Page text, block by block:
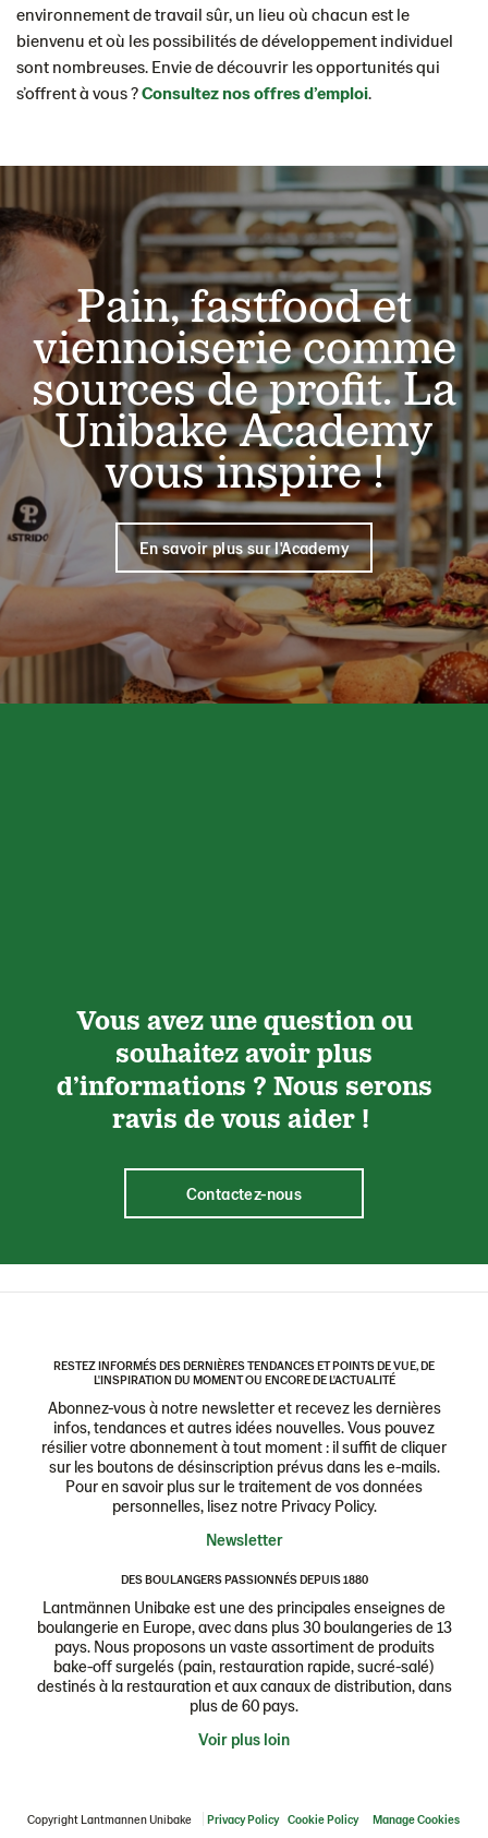
environnement de travail sûr, un lieu où chacun est le
bienvenu et où les possibilités de développement individuel
sont nombreuses. Envie de découvrir les opportunités qui
s’offrent à vous ?Consultez nos offres d’emploi.
Pain, fastfood et
viennoiserie comme
sources de profit. La
Unibake Academy
vous inspire !
En savoir plus sur l'Academy
Vous avez une question ou
souhaitez avoir plus
d’informations ? Nous serons
ravis de vous aider !
Contactez-nous
RESTEZ INFORMÉS DES DERNIÈRES TENDANCES ET POINTS DE VUE, DE
L'INSPIRATION DU MOMENT OU ENCORE DE L'ACTUALITÉ
Abonnez-vous à notre newsletter et recevez les dernières
infos, tendances et autres idées nouvelles. Vous pouvez
résilier votre abonnement à tout moment : il suffit de cliquer
sur les boutons de désinscription prévus dans les e-mails.
Pour en savoir plus sur le traitement de vos données
personnelles, lisez notre Privacy Policy.
Newsletter
DES BOULANGERS PASSIONNÉS DEPUIS 1880
Lantmännen Unibake est une des principales enseignes de
boulangerie en Europe, avec dans plus 30 boulangeries de 13
pays. Nous proposons un vaste assortiment de produits
bake-off surgelés (pain, restauration rapide, sucré-salé)
destinés à la restauration et aux canaux de distribution, dans
plus de 60 pays.
Voir plus loin
Copyright Lantmannen Unibake Privacy Policy Cookie Policy Manage Cookies